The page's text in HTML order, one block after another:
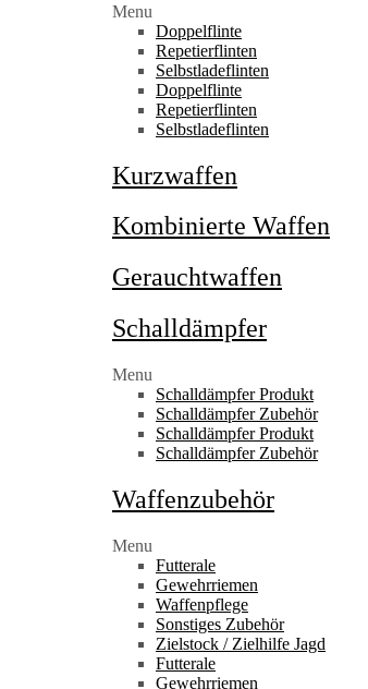
Menu
Doppelflinte
Repetierflinten
Selbstladeflinten
Doppelflinte
Repetierflinten
Selbstladeflinten
Kurzwaffen
Kombinierte Waffen
Gerauchtwaffen
Schalldämpfer
Menu
Schalldämpfer Produkt
Schalldämpfer Zubehör
Schalldämpfer Produkt
Schalldämpfer Zubehör
Waffenzubehör
Menu
Futterale
Gewehrriemen
Waffenpflege
Sonstiges Zubehör
Zielstock / Zielhilfe Jagd
Futterale
Gewehrriemen